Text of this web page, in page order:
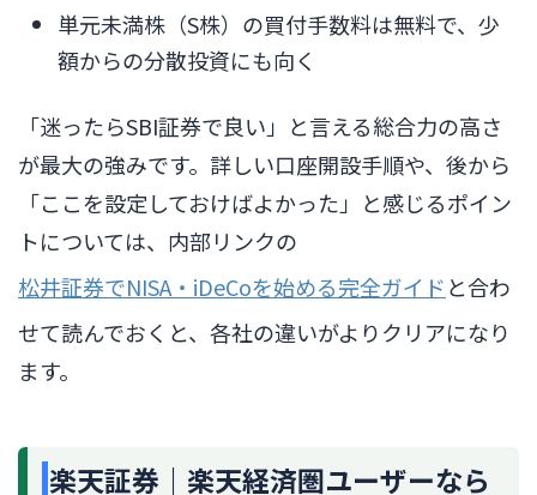
単元未満株（S株）の買付手数料は無料で、少
額からの分散投資にも向く
「迷ったらSBI証券で良い」と言える総合力の高さ
が最大の強みです。詳しい口座開設手順や、後から
「ここを設定しておけばよかった」と感じるポイン
トについては、内部リンクの
松井証券でNISA・iDeCoを始める完全ガイドと合わ
せて読んでおくと、各社の違いがよりクリアになり
ます。
楽天証券｜楽天経済圏ユーザーなら